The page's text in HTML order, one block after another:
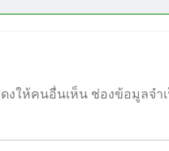
งให้คนอื่นเห็น ช่องข้อมูลจำ